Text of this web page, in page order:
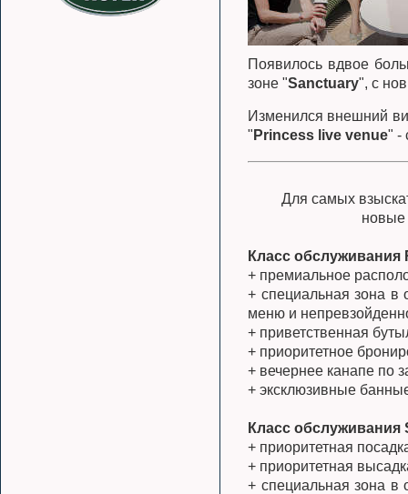
Появилось вдвое
зоне "Sanctuary", с
Изменился внешний
" Princess live venue" -
Для самых
новые
Класс
+ премиальное
+ специальная зона
меню и
+ приветственная
+ приоритетное
+ вечернее канапе по
+ эксклюзивные
Класс обслуживания
+ приоритетная
+ приоритетная
+ специальная зона